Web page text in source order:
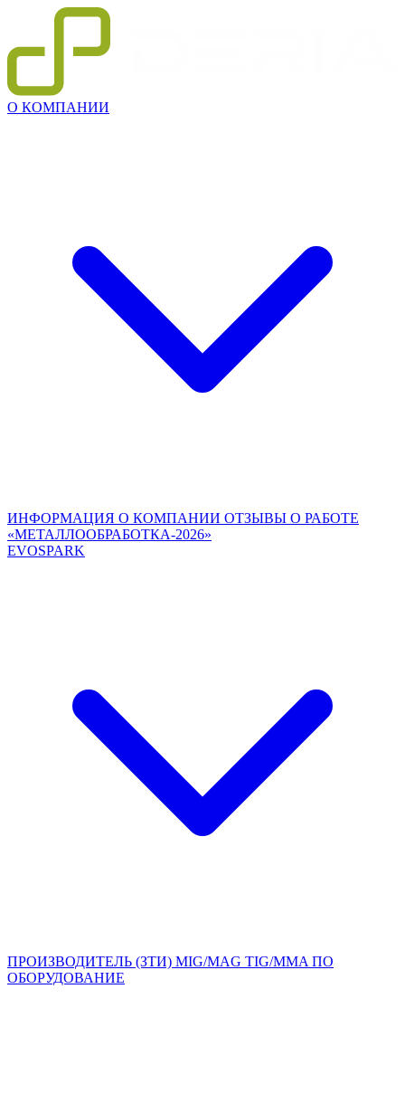
О КОМПАНИИ
ИНФОРМАЦИЯ О КОМПАНИИ ОТЗЫВЫ О РАБОТЕ
«МЕТАЛЛООБРАБОТКА-2026»
EVOSPARK
ПРОИЗВОДИТЕЛЬ (ЗТИ) MIG/MAG TIG/MMA ПО
ОБОРУДОВАНИЕ